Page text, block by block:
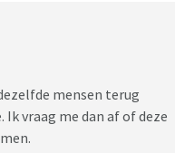
mensen terug
vraag me dan af of deze